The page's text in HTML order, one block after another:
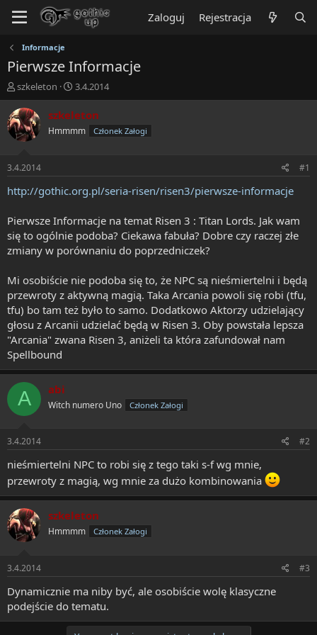
Zaloguj Rejestracja
Informacje
Pierwsze Informacje
T
h
r
e
a
s
t
a
e
r
szkeleton
R
o
z
o
ę
t
3.4.2014
szkeleton
Hmmmm Członek Załogi
3.4.2014 #1
http://gothic.org.pl/seria-risen/risen3/pierwsze-informacje
Pierwsze Informacje na temat Risen 3 : Titan Lords. Jak wam
się to ogólnie podoba? Ciekawa fabuła? Dobre czy raczej złe
zmiany w porównaniu do poprzedniczek?
Mi osobiście nie podoba się to, że NPC są nieśmiertelni i będą
przewroty z aktywną magią. Taka Arcania powoli się robi (tfu,
tfu) bo tam też było to samo. Dodatkowo Aktorzy udzielający
głosu z Arcanii udzielać będą w Risen 3. Oby powstała lepsza
"Arcania" zwana Risen 3, aniżeli ta która zafundował nam
Spellbound
A abi
Witch numero Uno Członek Załogi
3.4.2014 #2
nieśmiertelni NPC to robi się z tego taki s-f wg mnie,
przewroty z magią, wg mnie za dużo kombinowania
szkeleton
Hmmmm Członek Załogi
3.4.2014 #3
Dynamicznie ma niby być, ale osobiście wolę klasyczne
podejście do tematu.